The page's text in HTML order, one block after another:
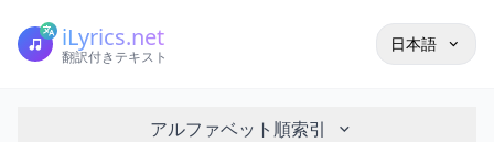
iLyrics.net
翻訳付きテキスト
日本語
アルファベット順索引